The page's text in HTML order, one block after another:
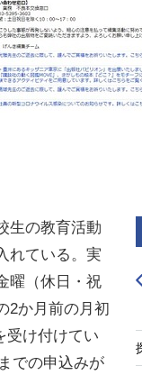
生の教育活動
れている。実
曜（休日・祝
2か月前の月初
受け付けてい
での申込みが